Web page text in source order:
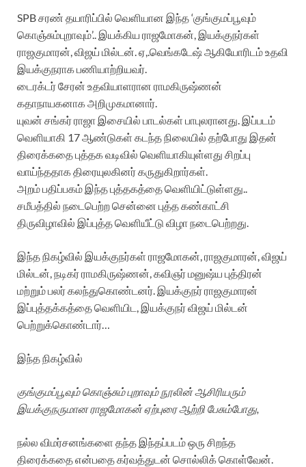
SPB சரண் தயாரிப்பில் வெளியான இந்த ‘குங்குமப்பூவும்
கொஞ்சும்புறாவும்’.. இயக்கிய ராஜமோகன், இயக்குநர்கள்
ராஜகுமாரன், விஜய் மில்டன். ஏ,.வெங்கடேஷ் ஆகியோரிடம் உதவி
இயக்குநராக பணியாற்றியவர்.
டைரக்டர் சேரன் உதவியாளரான ராமகிருஷ்ணன்
கதாநாயகனாக அறிமுகமானார்.
யுவன் சங்கர் ராஜா இசையில் பாடல்கள் பாபுலரானது. இப்படம்
வெளியாகி 17 ஆண்டுகள் கடந்த நிலையில் தற்போது இதன்
திரைக்கதை புத்தக வடிவில் வெளியாகியுள்ளது சிறப்பு
வாய்ந்ததாக திரையுலகினர் கருதுகிறார்கள்.
அறம் பதிப்பகம் இந்த புத்தகத்தை வெளியிட்டுள்ளது..
சமீபத்தில் நடைபெற்ற சென்னை புத்த கண்காட்சி
திருவிழாவில் இப்புத்த வெளியீட்டு விழா நடைபெற்றது.
இந்த நிகழ்வில் இயக்குநர்கள் ராஜமோகன், ராஜகுமாரன், விஜய்
மில்டன், நடிகர் ராமகிருஷ்ணன், கவிஞர் மனுஷ்ய புத்திரன்
மற்றும் பலர் கலந்துகொண்டனர். இயக்குநர் ராஜகுமாரன்
இப்புத்தக்கத்தை வெளியிட, இயக்குநர் விஜய் மில்டன்
பெற்றுக்கொண்டார்…
இந்த நிகழ்வில்
குங்குமப்பூவும் கொஞ்சும் புறாவும் நூலின் ஆசிரியரும்
இயக்குநருமான ராஜமோகன் ஏற்புரை ஆற்றி பேசும்போது,
நல்ல விமர்சனங்களை தந்த இந்தப்படம் ஒரு சிறந்த
திரைக்கதை என்பதை கர்வத்துடன் சொல்லிக் கொள்வேன்.